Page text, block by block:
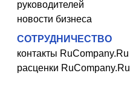
руководителей
новости бизнеса
СОТРУДНИЧЕСТВО
контакты RuCompany.Ru
расценки RuCompany.Ru